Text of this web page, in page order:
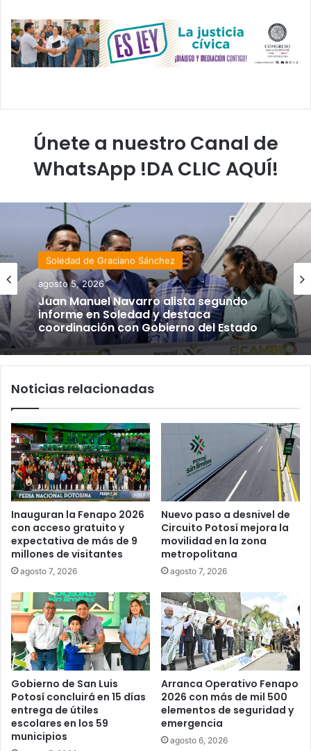
Únete a nuestro Canal de
WhatsApp !DA CLIC AQUÍ!
Soledad de Graciano Sánchez
agosto 5, 2026
Juan Manuel Navarro alista segundo
informe en Soledad y destaca
coordinación con Gobierno del Estado
Noticias relacionadas
Inauguran la Fenapo 2026
con acceso gratuito y
expectativa de más de 9
millones de visitantes
agosto 7, 2026
Nuevo paso a desnivel de
Circuito Potosí mejora la
movilidad en la zona
metropolitana
agosto 7, 2026
Gobierno de San Luis
Potosí concluirá en 15 días
entrega de útiles
escolares en los 59
municipios
Arranca Operativo Fenapo
2026 con más de mil 500
elementos de seguridad y
emergencia
agosto 6, 2026